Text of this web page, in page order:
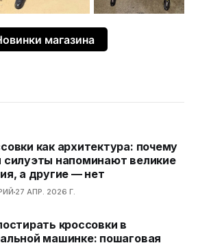
магазина
как архитектура: почему
силуэты напоминают великие
а другие — нет
27 АПР. 2026 Г.
кроссовки в
машинке: пошаговая